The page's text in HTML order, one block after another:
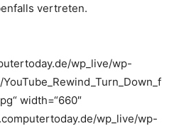
vertreten.
wp_live/wp-
width=“660″
wp_live/wp-